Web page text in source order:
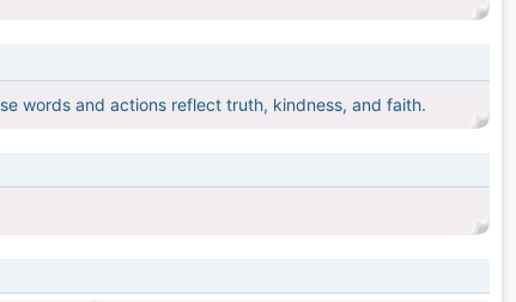
words and actions reflect truth, kindness, and faith.